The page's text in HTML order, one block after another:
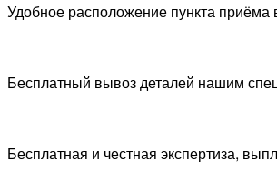
Удобное расположение пункта приёма
Бесплатный вывоз деталей нашим
Бесплатная и честная экспертиза,